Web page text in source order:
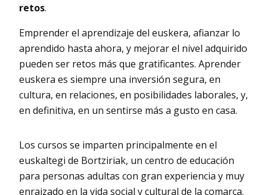
retos.
Emprender el aprendizaje del euskera, afianzar lo
aprendido hasta ahora, y mejorar el nivel adquirido
pueden ser retos más que gratificantes. Aprender
euskera es siempre una inversión segura, en
cultura, en relaciones, en posibilidades laborales, y,
en definitiva, en un sentirse más a gusto en casa.
Los cursos se imparten principalmente en el
euskaltegi de Bortziriak, un centro de educación
para personas adultas con gran experiencia y muy
enraizado en la vida social y cultural de la comarca.